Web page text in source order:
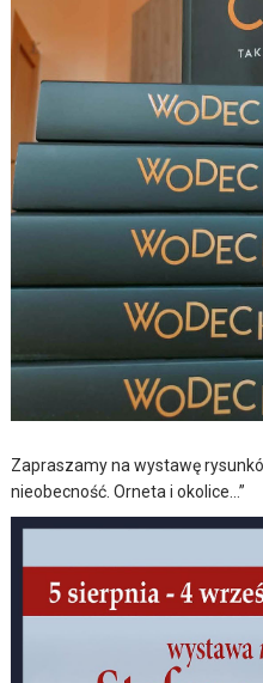
Zapraszamy na wystawę
nieobecność. Orneta i okolice…”